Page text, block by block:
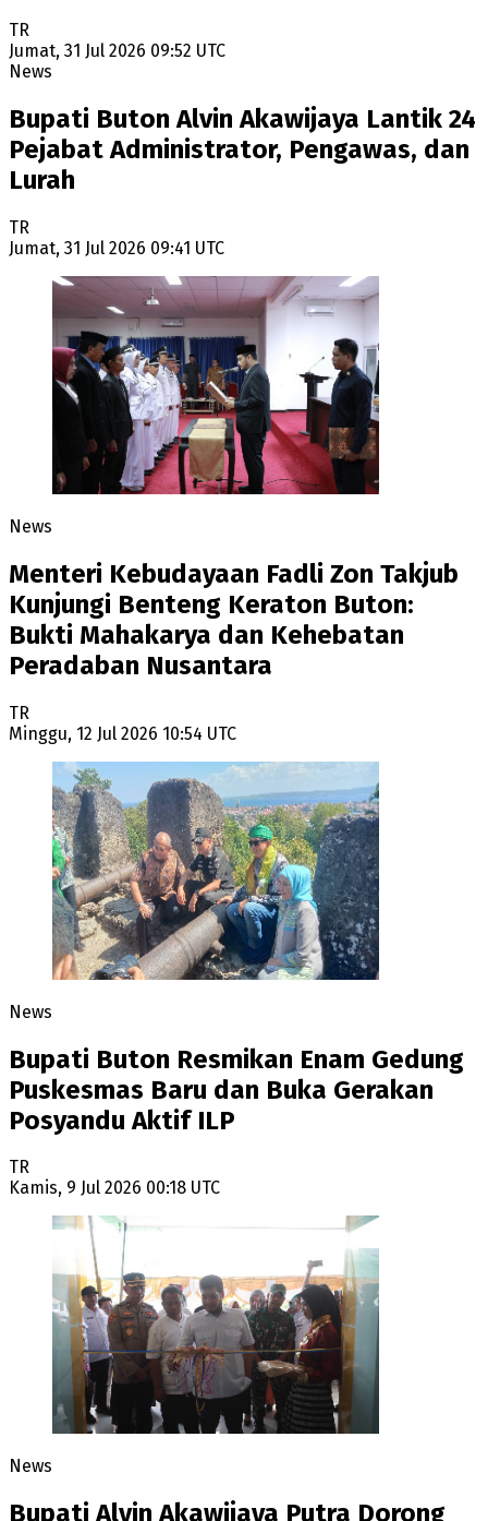
TR
Jumat, 31 Jul 2026 09:52 UTC
News
Bupati Buton Alvin Akawijaya Lantik 24
Pejabat Administrator, Pengawas, dan
Lurah
TR
Jumat, 31 Jul 2026 09:41 UTC
News
Menteri Kebudayaan Fadli Zon Takjub
Kunjungi Benteng Keraton Buton:
Bukti Mahakarya dan Kehebatan
Peradaban Nusantara
TR
Minggu, 12 Jul 2026 10:54 UTC
News
Bupati Buton Resmikan Enam Gedung
Puskesmas Baru dan Buka Gerakan
Posyandu Aktif ILP
TR
Kamis, 9 Jul 2026 00:18 UTC
News
Bupati Alvin Akawijaya Putra Dorong